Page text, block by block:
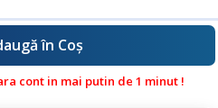
în Coş
cont in mai putin de 1 minut !